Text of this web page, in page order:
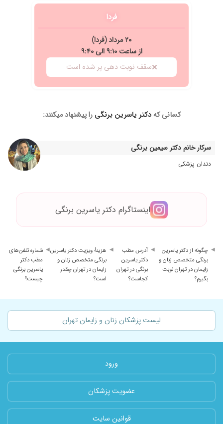
فردا
۲۰ مرداد (فردا)
از ساعت ۹:۱۰ الی ۹:۴۰
سقف نوبت دهی پر شده است
کسانی کهدکتر یاسرین برنگی را پیشنهاد میکنند:
سرکار خانم دکتر سیمین برنگی
دندان پزشکی
اینستاگرام دکتر یاسرین برنگی
چگونه از دکتر یاسرین
برنگی متخصص زنان و
زایمان در تهران نوبت
بگیرم؟
آدرس مطب
دکتر یاسرین
برنگی در تهران
کجاست؟
هزینهٔ ویزیت دکتر یاسرین
برنگی متخصص زنان و
زایمان در تهران چقدر
است؟
شماره تلفن‌های
مطب دکتر
یاسرین برنگی
چیست؟
لیست پزشکان زنان و زایمان تهران
ورود
عضویت پزشکان
قوانین سایت